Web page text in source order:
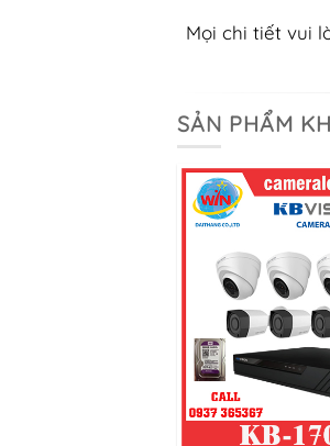
Mọi chi tiết vui
SẢN PHẨM